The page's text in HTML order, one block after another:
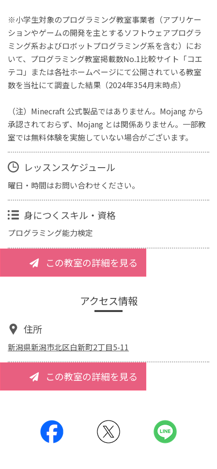
※小学生対象のプログラミング教室事業者（アプリケー
ションやゲームの開発を主とするソフトウェアプログラ
ミング系およびロボットプログラミング系を含む）にお
いて、プログラミング教室掲載数No.1比較サイト「コエ
テコ」または各社ホームページにて公開されている教室
数を当社にて調査した結果（2024年354月末時点）
（注）Minecraft 公式製品ではありません。Mojang から
承認されておらず、Mojang とは関係ありません。一部教
室では無料体験を実施していない場合がございます。
レッスンスケジュール
曜日・時間はお問い合わせください。
身につくスキル・資格
プログラミング能力検定
この教室の詳細を見る
アクセス情報
住所
新潟県新潟市北区白新町2丁目5-11
この教室の詳細を見る